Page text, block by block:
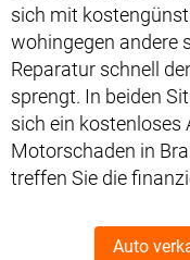
sich mit
wohingegen andere
Reparatur schnell
sprengt. In beiden
sich ein
Motorschaden in
treffen Sie die
Auto